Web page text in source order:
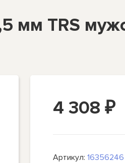
мм TRS
4 308₽
Артикул:16356246